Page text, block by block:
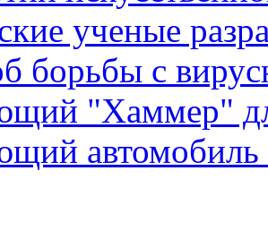
ученые
борьбы с
"Хаммер"